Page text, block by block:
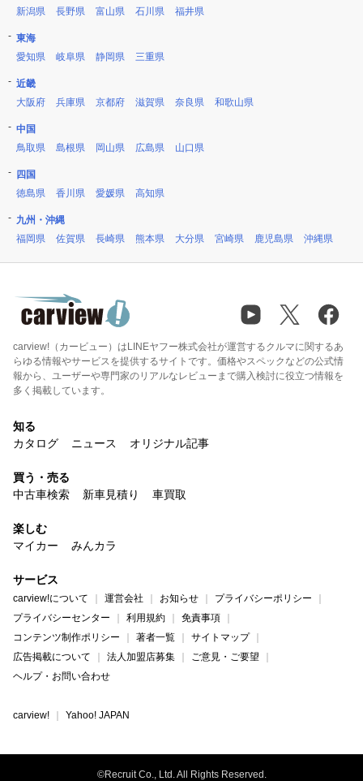
新潟県
長野県 富山県 石川県 福井県
東海
愛知県
岐阜県 静岡県 三重県
近畿
大阪府
兵庫県 京都府 滋賀県 奈良県 和歌山県
中国
鳥取県
島根県 岡山県 広島県 山口県
四国
徳島県
香川県 愛媛県 高知県
九州・沖縄
福岡県
佐賀県 長崎県 熊本県 大分県 宮崎県 鹿児島県 沖縄県
carview!（カービュー）はLINEヤフー株式会社が運営するクルマに関するあ
らゆる情報やサービスを提供するサイトです。価格やスペックなどの公式情
報から、ユーザーや専門家のリアルなレビューまで購入検討に役立つ情報を
多く掲載しています。
知る
カタログ
ニュース オリジナル記事
買う・売る
中古車検索
新車見積り 車買取
楽しむ
マイカー
みんカラ
サービス
carview!について 運営会社 お知らせ
プライバシーポリシー
プライバシーセンター
利用規約
免責事項
コンテンツ制作ポリシー
著者一覧
サイトマップ
広告掲載について
法人加盟店募集
ご意見・ご要望
ヘルプ・お問い合わせ
carview! Yahoo! JAPAN
©Recruit Co., Ltd. All Rights Reserved.